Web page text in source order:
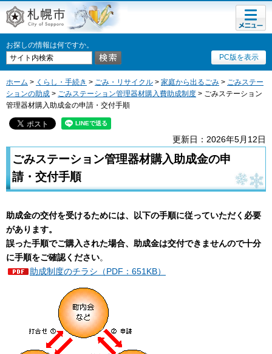
札幌市
お探しの情報は何ですか。
PC版を表示
メニュ
ー
ホーム > くらし・手続き > ごみ・リサイクル > 家庭から出るごみ > ごみステー
ションの助成 > ごみステーション管理器材購入費助成制度 > ごみステーション
管理器材購入助成金の申請・交付手順
更新日：2026年5月12日
ごみステーション管理器材購入助成金の申
請・交付手順
助成金の交付を受けるためには、以下の手順に従っていただく必要
があります。
誤った手順でご購入された場合、助成金は交付できませんので十分
に手順をご確認ください。
助成制度のチラシ（PDF：651KB）